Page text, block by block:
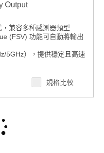
Output
兼容多種感測器類型
(FSV) 功能可自動將輸出
5GHz），提供穩定且高速
存容量，支援 SNTP /
定時器自動重連機制
、UDP 及 DHCP
規格比較